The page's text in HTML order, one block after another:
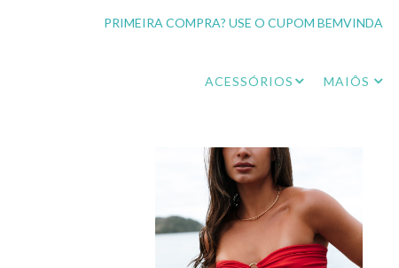
PRIMEIRA COMPRA? USE O CUPOM BEMVINDA
ACESSÓRIOS MAIÔS